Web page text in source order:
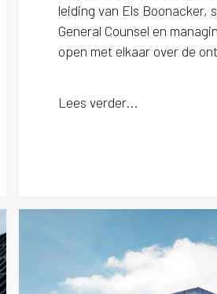
leiding van Els Boonacker,
General Counsel en
open met elkaar over de
Lees verder...